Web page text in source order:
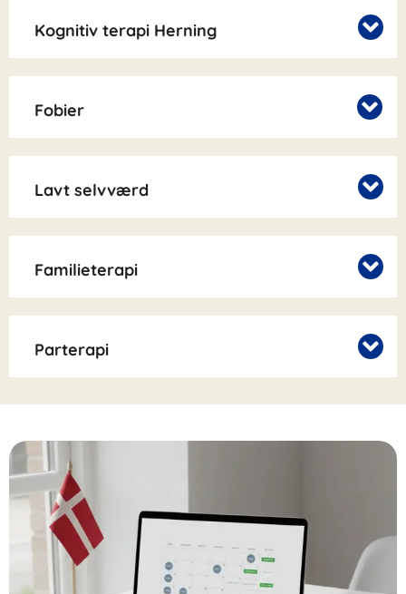
Kognitiv terapi Herning
Fobier
Lavt selvværd
Familieterapi
Parterapi